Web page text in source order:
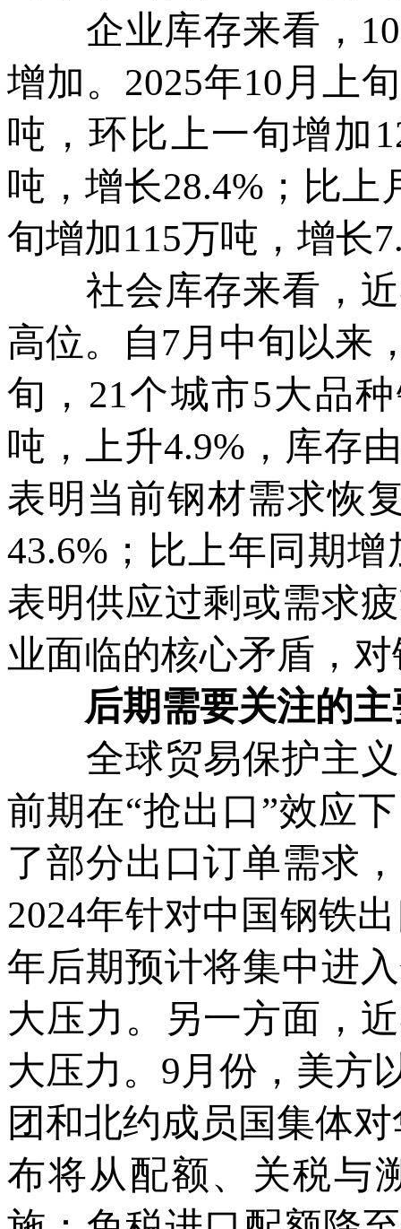
企业库存来看，10
增加。2025年10月上
吨，环比上一旬增加
吨，增长28.4%；比
旬增加115万吨，增长
社会库存来看，近
高位。自7月中旬以来
旬，21个城市5大品
吨，上升4.9%，库存
表明当前钢材需求恢
43.6%；比上年同期
表明供应过剩或需求
业面临的核心矛盾，
后期需要关注的主
全球贸易保护主义
前期在“抢出口”效应
了部分出口订单需求
2024年针对中国钢铁
年后期预计将集中进
大压力。另一方面，
大压力。9月份，美方
团和北约成员国集体
布将从配额、关税与